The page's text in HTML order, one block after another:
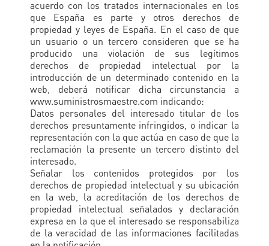
acuerdo con los tratados internacionales en los
que España es parte y otros derechos de
propiedad y leyes de España. En el caso de que
un usuario o un tercero consideren que se ha
producido una violación de sus legítimos
derechos de propiedad intelectual por la
introducción de un determinado contenido en la
web, deberá notificar dicha circunstancia a
www.suministrosmaestre.com indicando:
Datos personales del interesado titular de los
derechos presuntamente infringidos, o indicar la
representación con la que actúa en caso de que la
reclamación la presente un tercero distinto del
interesado.
Señalar los contenidos protegidos por los
derechos de propiedad intelectual y su ubicación
en la web, la acreditación de los derechos de
propiedad intelectual señalados y declaración
expresa en la que el interesado se responsabiliza
de la veracidad de las informaciones facilitadas